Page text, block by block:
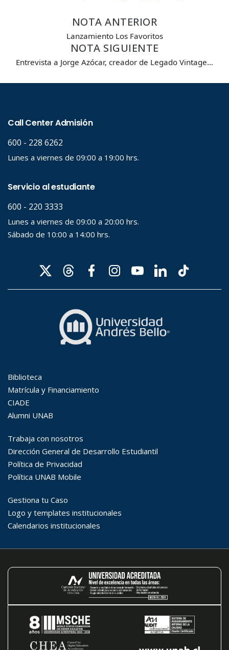
NOTA ANTERIOR
Lanzamiento Los Favoritos
NOTA SIGUIENTE
Entrevista a Jorge Azócar, creador de Legado Vintage…
Palabra clave
Hasta...